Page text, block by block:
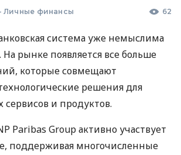
Личные финансы 62
система уже немыслима
рынке появляется все больше
которые совмещают
решения для
сервисов и продуктов.
Paribas Group активно участвует
поддерживая многочисленные